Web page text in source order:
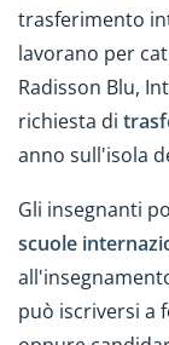
trasferimento
lavorano per
Radisson Blu,
richiesta di
anno sull'isola
Gli insegnanti
scuole
può iscriversi a